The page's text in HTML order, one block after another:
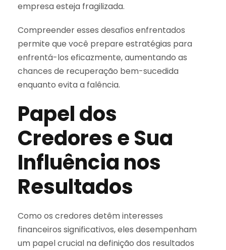
empresa esteja fragilizada.
Compreender esses desafios enfrentados
permite que você prepare estratégias para
enfrentá-los eficazmente, aumentando as
chances de recuperação bem-sucedida
enquanto evita a falência.
Papel dos
Credores e Sua
Influência nos
Resultados
Como os credores detêm interesses
financeiros significativos, eles desempenham
um papel crucial na definição dos resultados